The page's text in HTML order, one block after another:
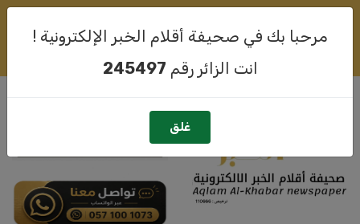
مرحبا بك في صحيفة أقلام الخبر الإلكترونية !
انت الزائر رقم 245497
غلق
08-08-2026
سجيل الدخول تسجيل حساب جديد